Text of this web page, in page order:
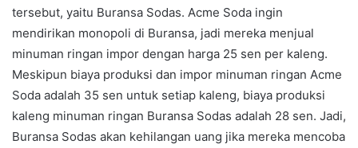
tersebut, yaitu Buransa Sodas. Acme Soda ingin
mendirikan monopoli di Buransa, jadi mereka menjual
minuman ringan impor dengan harga 25 sen per kaleng.
Meskipun biaya produksi dan impor minuman ringan Acme
Soda adalah 35 sen untuk setiap kaleng, biaya produksi
kaleng minuman ringan Buransa Sodas adalah 28 sen. Jadi,
Buransa Sodas akan kehilangan uang jika mereka mencoba